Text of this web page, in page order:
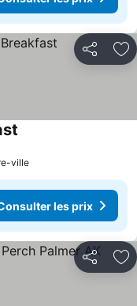
Partager
ville
les prix
Partager